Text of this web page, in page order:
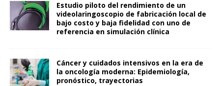
Estudio piloto del rendimiento de un
videolaringoscopio de fabricación local de
bajo costo y baja fidelidad con uno de
referencia en simulación clínica
Cáncer y cuidados intensivos en la era de
la oncología moderna: Epidemiología,
pronóstico, trayectorias